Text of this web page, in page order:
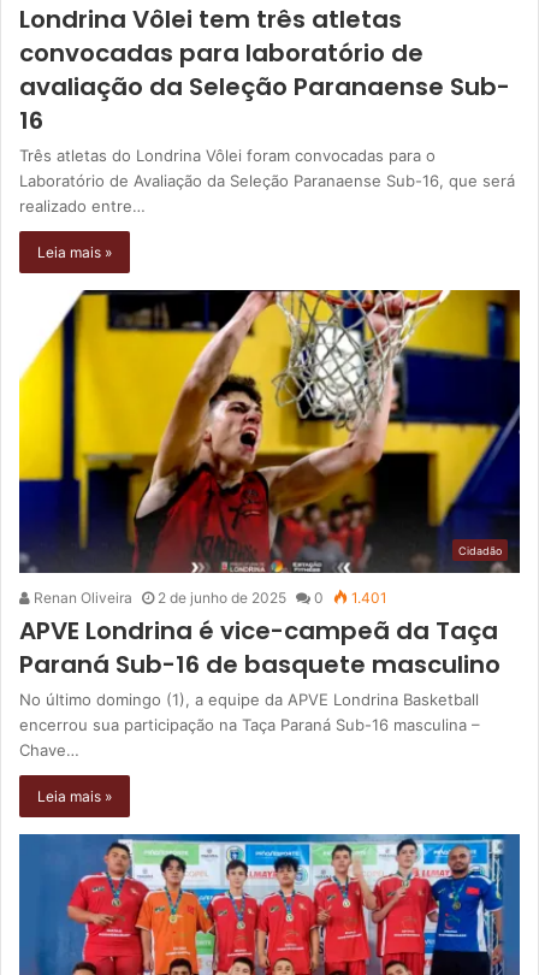
Londrina Vôlei tem três atletas
convocadas para laboratório de
avaliação da Seleção Paranaense Sub-
16
Três atletas do Londrina Vôlei foram convocadas para o
Laboratório de Avaliação da Seleção Paranaense Sub-16, que será
realizado entre…
Leia mais »
Cidadão
Renan Oliveira 2 de junho de 2025 0 1.401
APVE Londrina é vice-campeã da Taça
Paraná Sub-16 de basquete masculino
No último domingo (1), a equipe da APVE Londrina Basketball
encerrou sua participação na Taça Paraná Sub-16 masculina –
Chave…
Leia mais »